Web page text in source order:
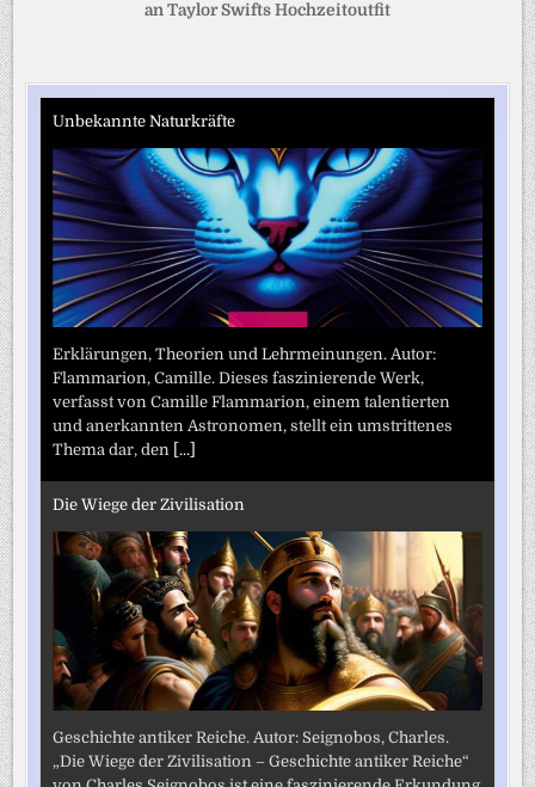
an Taylor Swifts Hochzeitoutfit
Unbekannte Naturkräfte
Erklärungen, Theorien und Lehrmeinungen. Autor:
Flammarion, Camille. Dieses faszinierende Werk,
verfasst von Camille Flammarion, einem talentierten
und anerkannten Astronomen, stellt ein umstrittenes
Thema dar, den [...]
Die Wiege der Zivilisation
Geschichte antiker Reiche. Autor: Seignobos, Charles.
„Die Wiege der Zivilisation – Geschichte antiker Reiche“